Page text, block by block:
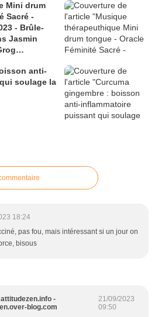
Mini drum
Sacré -
- Brûle-
Jasmin
Patchouli
anti-
soulage la
18:24
pas fou, mais intéressant si un jour on
bisous
-
blog.com
21/09/2023
09:50